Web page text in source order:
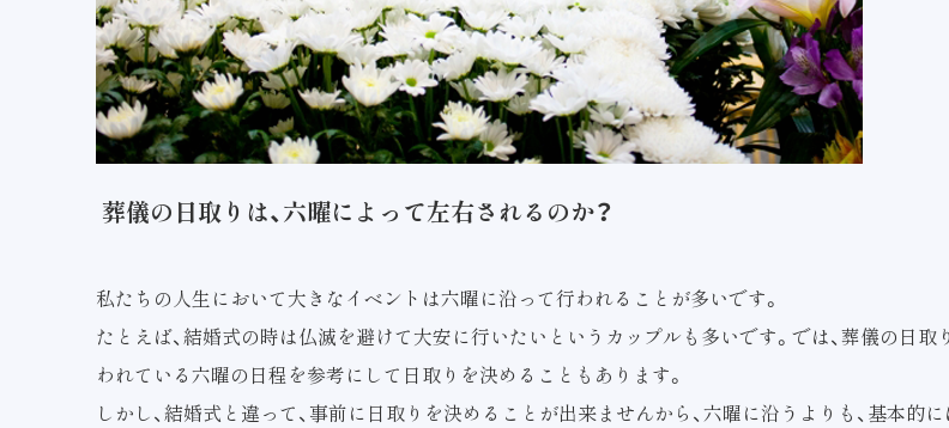
葬儀の日取りは、六曜によって左右されるのか？
私たちの人生において大きなイベントは六曜に沿って行われることが多いです。
たとえば、結婚式の時は仏滅を避けて大安に行いたいというカップルも多いです。では、葬儀の日
われている六曜の日程を参考にして日取りを決めることもあります。
しかし、結婚式と違って、事前に日取りを決めることが出来ませんから、六曜に沿うよりも、基本